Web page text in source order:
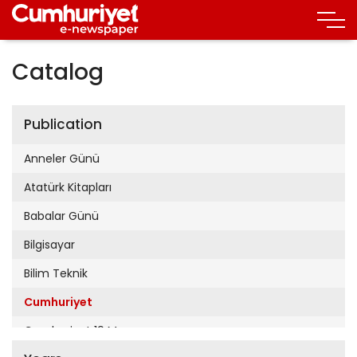
Catalog
Publication
Anneler Günü
Atatürk Kitapları
Babalar Günü
Bilgisayar
Bilim Teknik
Cumhuriyet
Cumhuriyet 19 Mayıs